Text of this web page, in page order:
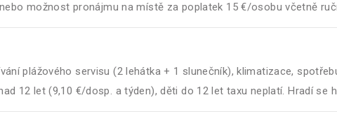
možnost pronájmu na místě za poplatek 15 €/osobu včetně
plážového servisu (2 lehátka + 1 slunečník), klimatizace,
12 let (9,10 €/dosp. a týden), děti do 12 let taxu neplatí. Hradí se